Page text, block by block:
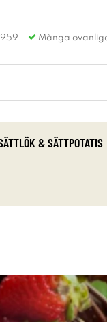
Många
& SÄTTPOTATIS